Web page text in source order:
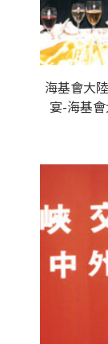
海基會大
宴-海基